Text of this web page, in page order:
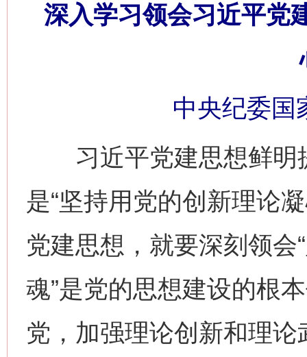
深入学习领会习近平党
中央纪委国
习近平党建思想鲜明
是“坚持用党的创新理论
党建思想，就要深刻领
魂”是党的思想建设的根
党，加强理论创新和理